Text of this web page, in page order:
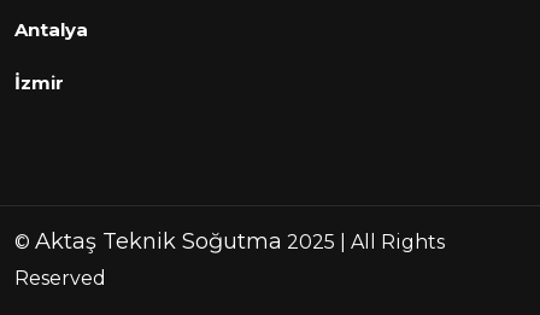
Antalya
İzmir
© Aktaş Teknik Soğutma 2025 | All Rights
Reserved